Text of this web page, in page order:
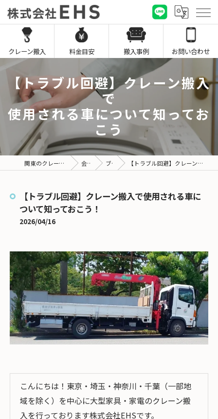
クレーン搬入 料金目安 搬入事例 お問い合わせ
【トラブル回避】クレーン搬入
で
使用される車について知ってお
こう
関東のクレーン搬入なら株式会社EHS 会社概要 ブログ 【トラブル回避】クレーン搬入で使用される車について知っておこう！
【トラブル回避】クレーン搬入で使用される車に
ついて知っておこう！
2026/04/16
こんにちは！東京・埼玉・神奈川・千葉（一部地
域を除く）を中心に大型家具・家電のクレーン搬
入を行っております株式会社EHSです。